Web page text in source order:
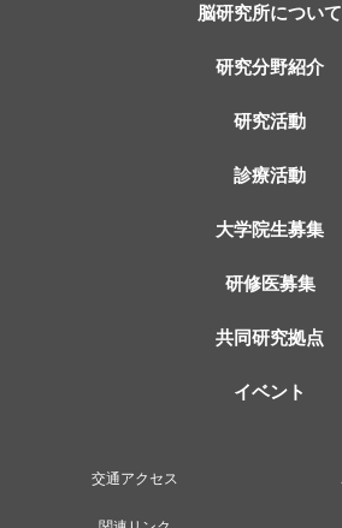
脳研究所について
研究分野紹介
研究活動
診療活動
大学院生募集
研修医募集
共同研究拠点
イベント
交通アクセス